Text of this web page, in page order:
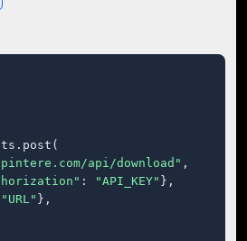
api/download" ,
: "API_KEY" },
"URL" },